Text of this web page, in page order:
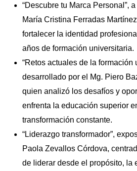
“Descubre tu Marca Personal”,
María Cristina Ferradas
fortalecer la identidad
años de formación universitaria.
“Retos actuales de la formación
desarrollado por el Mg. Piero
quien analizó los desafíos y
enfrenta la educación superior
transformación constante.
“Liderazgo transformador”,
Paola Zevallos Córdova,
de liderar desde el propósito, la